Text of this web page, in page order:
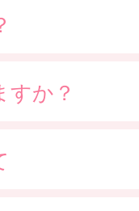
か？